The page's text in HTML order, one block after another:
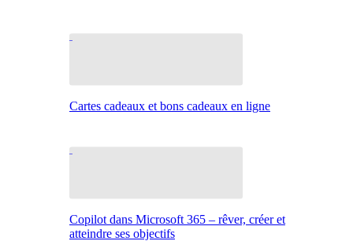
Cartes cadeaux et bons cadeaux en ligne
Copilot dans Microsoft 365 – rêver, créer et
atteindre ses objectifs